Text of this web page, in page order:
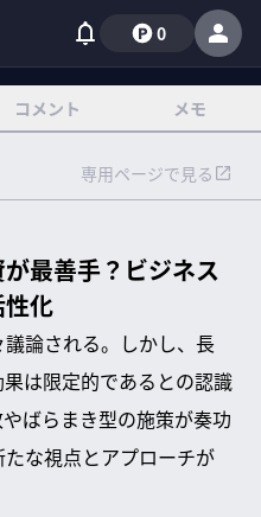
0
コメント メモ
専用ページで見る
最善手？ビジネス
化
論される。しかし、長
は限定的であるとの認識
ばらまき型の施策が奏功
な視点とアプローチが